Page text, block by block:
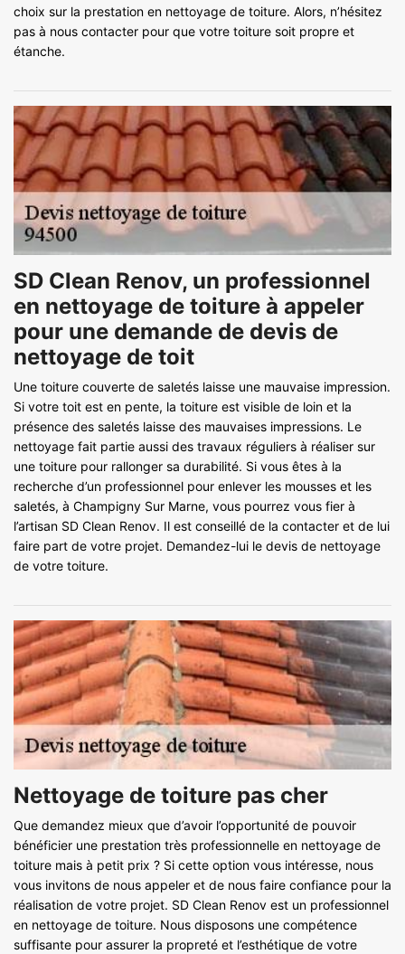
choix sur la prestation en nettoyage de toiture. Alors, n’hésitez
pas à nous contacter pour que votre toiture soit propre et
étanche.
SD Clean Renov, un professionnel
en nettoyage de toiture à appeler
pour une demande de devis de
nettoyage de toit
Une toiture couverte de saletés laisse une mauvaise impression.
Si votre toit est en pente, la toiture est visible de loin et la
présence des saletés laisse des mauvaises impressions. Le
nettoyage fait partie aussi des travaux réguliers à réaliser sur
une toiture pour rallonger sa durabilité. Si vous êtes à la
recherche d’un professionnel pour enlever les mousses et les
saletés, à Champigny Sur Marne, vous pourrez vous fier à
l’artisan SD Clean Renov. Il est conseillé de la contacter et de lui
faire part de votre projet. Demandez-lui le devis de nettoyage
de votre toiture.
Nettoyage de toiture pas cher
Que demandez mieux que d’avoir l’opportunité de pouvoir
bénéficier une prestation très professionnelle en nettoyage de
toiture mais à petit prix ? Si cette option vous intéresse, nous
vous invitons de nous appeler et de nous faire confiance pour la
réalisation de votre projet. SD Clean Renov est un professionnel
en nettoyage de toiture. Nous disposons une compétence
suffisante pour assurer la propreté et l’esthétique de votre